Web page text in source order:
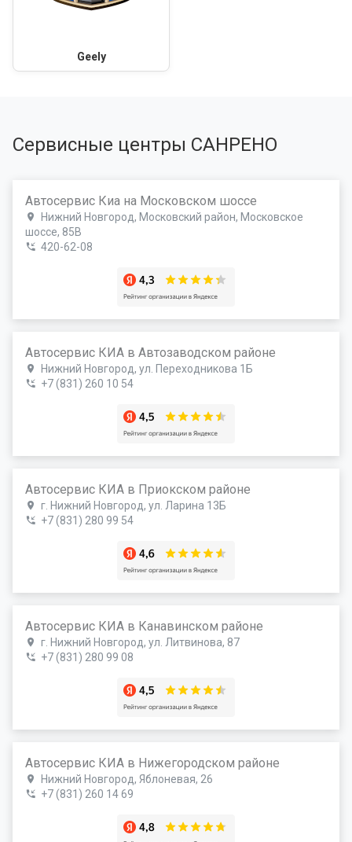
Geely
Сервисные центры САНРЕНО
Автосервис Киа на Московском шоссе
Нижний Новгород, Московский район, Московское
шоссе, 85В
420-62-08
Автосервис КИА в Автозаводском районе
Нижний Новгород, ул. Переходникова 1Б
+7 (831) 260 10 54
Автосервис КИА в Приокском районе
г. Нижний Новгород, ул. Ларина 13Б
+7 (831) 280 99 54
Автосервис КИА в Канавинском районе
г. Нижний Новгород, ул. Литвинова, 87
+7 (831) 280 99 08
Автосервис КИА в Нижегородском районе
Нижний Новгород, Яблоневая, 26
+7 (831) 260 14 69